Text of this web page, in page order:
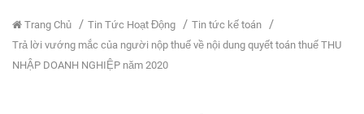
Trang Chủ Tin Tức Hoạt Động
Tin tức kế toán
Trả lời vướng mắc của người nộp thuế về nội dung quyết toán thuế THU
NHẬP DOANH NGHIỆP năm 2020